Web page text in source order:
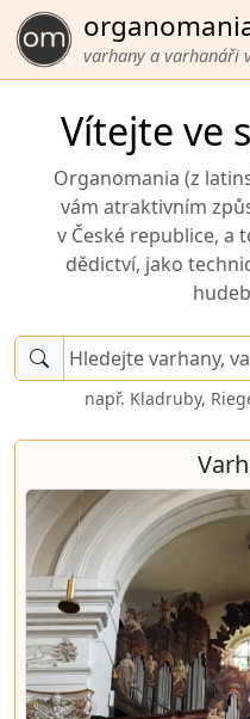
varhany a varhanáři
Vítejte ve
Organomania (z
vám atraktivním
v České republice, a
dědictví, jako
např. Kladruby,